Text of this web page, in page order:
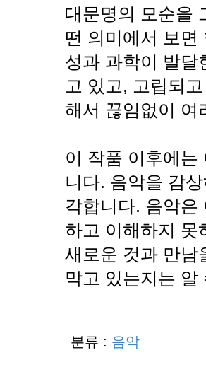
대문명의 모순을
떤 의미에서 보면
성과 과학이 발달
고 있고, 고립되
해서 끊임없이 여
이 작품 이후에는
니다. 음악을 감
각합니다. 음악은
하고 이해하지 못
새로운 것과 만남
막고 있는지는 알
분류 : 음악